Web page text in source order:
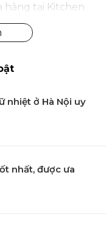
hàng tại Kitchen
khi nhận được đầy
mãi chúng tôi
nhiệt ở Hà Nội uy
nhất, được ưa